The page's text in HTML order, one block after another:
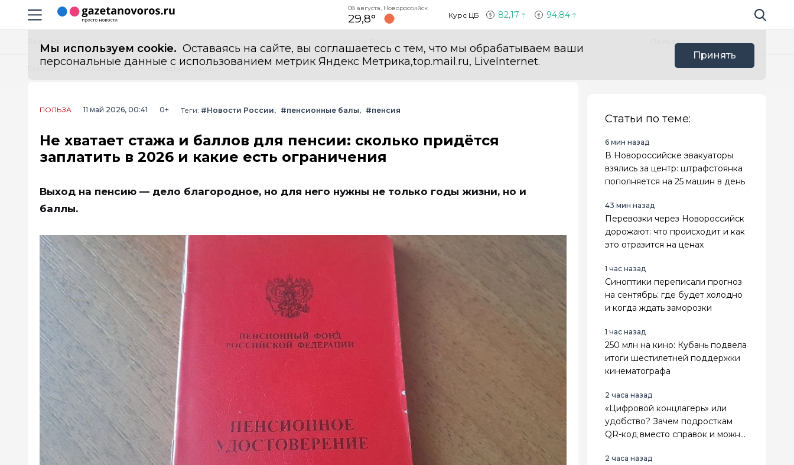
Навигация сайта
08 августа, Новороссийск
29,8° Курс ЦБ 82,17 94,84 Поиск по
Мы используем cookie. Оставаясь на сайте, вы соглашаетесь с тем, что мы обрабатываем ваши
персональные данные с использованием метрик Яндекс Метрика,top.mail.ru, LiveInternet.
Принять
Польза
Главная Лента новостей Не хватает стажа и баллов для пенсии: сколько придётся заплатить в 2026 и какие есть ограничения
ПОЛЬЗА 11 май 2026, 00:41 0+ Теги: #Новости России #пенсионные балы #пенсия
Не хватает стажа и баллов для пенсии: сколько придётся
заплатить в 2026 и какие есть ограничения
Выход на пенсию — дело благородное, но для него нужны не только годы жизни, но и
баллы.
Статьи по теме:
6 мин назад
В Новороссийске эвакуаторы
взялись за центр: штрафстоянка
пополняется на 25 машин в день
43 мин назад
Перевозки через Новороссийск
дорожают: что происходит и как
это отразится на ценах
1 час назад
Синоптики переписали прогноз
на сентябрь: где будет холодно
и когда ждать заморозки
1 час назад
250 млн на кино: Кубань подвела
итоги шестилетней поддержки
кинематографа
2 часа назад
«Цифровой концлагерь» или
удобство? Зачем подросткам
QR-код вместо справок и можно
2 часа назад